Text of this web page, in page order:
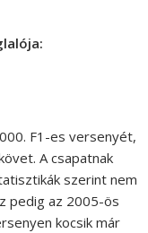
F1-es versenyét,
A csapatnak
szerint nem
pedig az 2005-ös
kocsik már